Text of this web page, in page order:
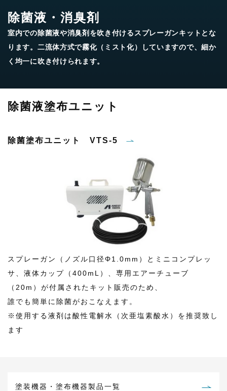
除菌液・消臭剤
室内での除菌液や消臭剤を吹き付けるスプレーガンキットとな
ります。二流体方式で霧化（ミスト化）していますので、細か
く均一に吹き付けられます。
除菌液塗布ユニット
除菌塗布ユニット VTS-5
スプレーガン（ノズル口径Φ1.0mm）とミニコンプレッ
サ、液体カップ（400mL）、専用エアーチューブ
（20m）が付属されたキット販売のため、
誰でも簡単に除菌がおこなえます。
※使用する液剤は酸性電解水（次亜塩素酸水）を推奨致し
ます
塗装機器・塗布機器製品一覧